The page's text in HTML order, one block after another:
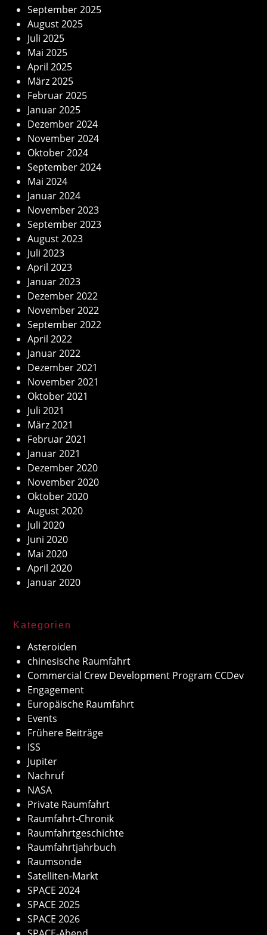
September 2025
August 2025
Juli 2025
Mai 2025
April 2025
März 2025
Februar 2025
Januar 2025
Dezember 2024
November 2024
Oktober 2024
September 2024
Mai 2024
Januar 2024
November 2023
September 2023
August 2023
Juli 2023
April 2023
Januar 2023
Dezember 2022
November 2022
September 2022
April 2022
Januar 2022
Dezember 2021
November 2021
Oktober 2021
Juli 2021
März 2021
Februar 2021
Januar 2021
Dezember 2020
November 2020
Oktober 2020
August 2020
Juli 2020
Juni 2020
Mai 2020
April 2020
Januar 2020
Kategorien
Asteroiden
chinesische Raumfahrt
Commercial Crew Development Program CCDev
Engagement
Europäische Raumfahrt
Events
Frühere Beiträge
ISS
Jupiter
Nachruf
NASA
Private Raumfahrt
Raumfahrt-Chronik
Raumfahrtgeschichte
Raumfahrtjahrbuch
Raumsonde
Satelliten-Markt
SPACE 2024
SPACE 2025
SPACE 2026